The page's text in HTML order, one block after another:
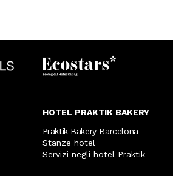
HOTEL PRAKTIK BAKERY
Praktik Bakery Barcelona
Stanze hotel
Servizi negli hotel Praktik